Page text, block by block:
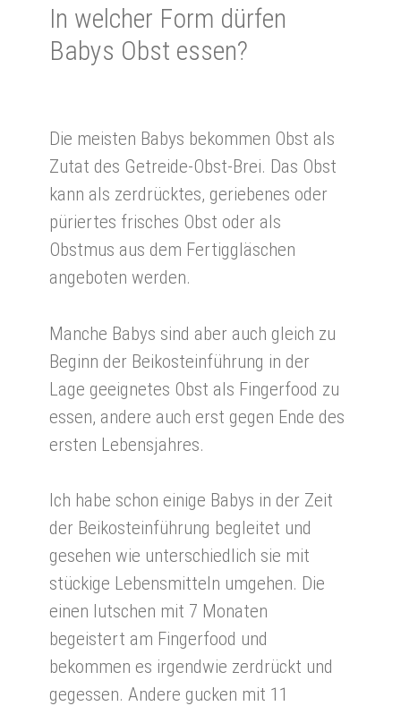
In welcher Form dür­fen
Babys Obst essen?
Die meisten Babys bekommen Obst als
Zutat des Getreide-Obst-Brei. Das Obst
kann als zerdrücktes, geriebenes oder
püriertes frisches Obst oder als
Obstmus aus dem Fertiggläschen
angeboten werden.
Manche Babys sind aber auch gleich zu
Beginn der Beikosteinführung in der
Lage geeignetes Obst als Fingerfood zu
essen, andere auch erst gegen Ende des
ersten Lebensjahres.
Ich habe schon einige Babys in der Zeit
der Beikosteinführung begleitet und
gesehen wie unterschiedlich sie mit
stückige Lebensmitteln umgehen. Die
einen lutschen mit 7 Monaten
begeistert am Fingerfood und
bekommen es irgendwie zerdrückt und
gegessen. Andere gucken mit 11